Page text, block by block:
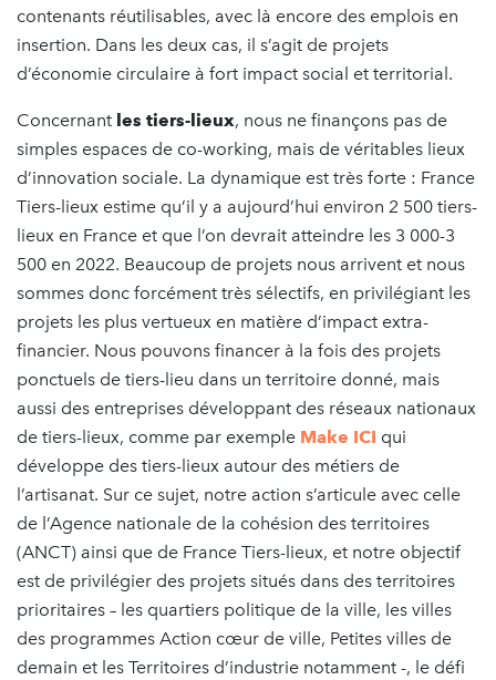
contenants réutilisables, avec là encore des emplois en
insertion. Dans les deux cas, il s’agit de projets
d’économie circulaire à fort impact social et territorial.
Concernant les tiers-lieux, nous ne finançons pas de
simples espaces de co-working, mais de véritables lieux
d’innovation sociale. La dynamique est très forte : France
Tiers-lieux estime qu’il y a aujourd’hui environ 2 500 tiers-
lieux en France et que l’on devrait atteindre les 3 000-3
500 en 2022. Beaucoup de projets nous arrivent et nous
sommes donc forcément très sélectifs, en privilégiant les
projets les plus vertueux en matière d’impact extra-
financier. Nous pouvons financer à la fois des projets
ponctuels de tiers-lieu dans un territoire donné, mais
aussi des entreprises développant des réseaux nationaux
de tiers-lieux, comme par exemple Make ICI qui
développe des tiers-lieux autour des métiers de
l’artisanat. Sur ce sujet, notre action s’articule avec celle
de l’Agence nationale de la cohésion des territoires
(ANCT) ainsi que de France Tiers-lieux, et notre objectif
est de privilégier des projets situés dans des territoires
prioritaires – les quartiers politique de la ville, les villes
des programmes Action cœur de ville, Petites villes de
demain et les Territoires d’industrie notamment -, le défi